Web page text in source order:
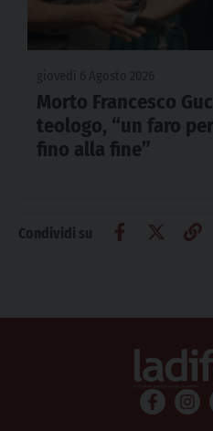
Morto Francesco
teologo, “un faro
fino alla fine”
Condividi su